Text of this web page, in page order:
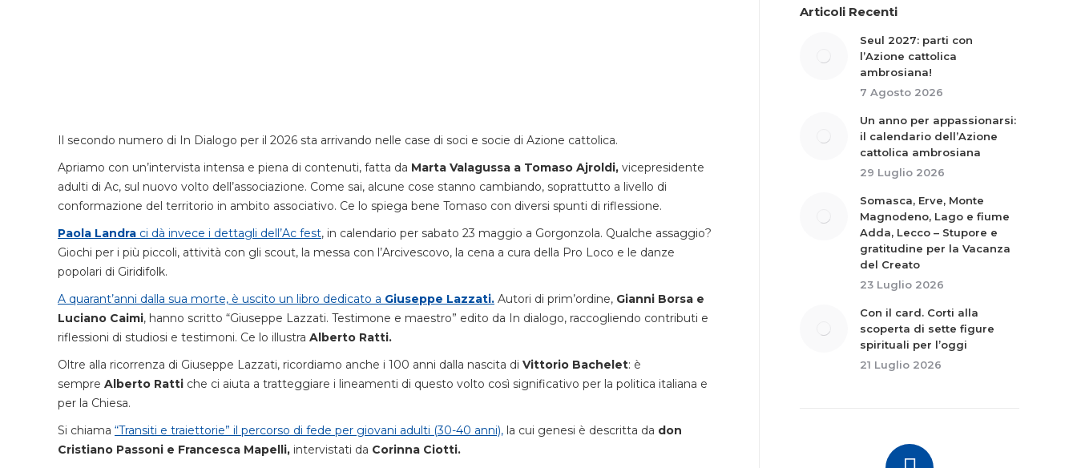
Il secondo numero di In Dialogo per il 2026 sta arrivando nelle case di soci e socie di Azione cattolica.
Apriamo con un’intervista intensa e piena di contenuti, fatta da Marta Valagussa a Tomaso Ajroldi, vicepresidente
adulti di Ac, sul nuovo volto dell’associazione. Come sai, alcune cose stanno cambiando, soprattutto a livello di
conformazione del territorio in ambito associativo. Ce lo spiega bene Tomaso con diversi spunti di riflessione.
Paola Landra ci dà invece i dettagli dell’Ac fest, in calendario per sabato 23 maggio a Gorgonzola. Qualche assaggio?
Giochi per i più piccoli, attività con gli scout, la messa con l’Arcivescovo, la cena a cura della Pro Loco e le danze
popolari di Giridifolk.
A quarant’anni dalla sua morte, è uscito un libro dedicato a Giuseppe Lazzati. Autori di prim’ordine, Gianni Borsa e
Luciano Caimi, hanno scritto “Giuseppe Lazzati. Testimone e maestro” edito da In dialogo, raccogliendo contributi e
riflessioni di studiosi e testimoni. Ce lo illustra Alberto Ratti.
Oltre alla ricorrenza di Giuseppe Lazzati, ricordiamo anche i 100 anni dalla nascita di Vittorio Bachelet: è
sempre Alberto Ratti che ci aiuta a tratteggiare i lineamenti di questo volto così significativo per la politica italiana e
per la Chiesa.
Si chiama “Transiti e traiettorie” il percorso di fede per giovani adulti (30-40 anni), la cui genesi è descritta da don
Cristiano Passoni e Francesca Mapelli, intervistati da Corinna Ciotti.
Articoli Recenti
Seul 2027: parti con
l’Azione cattolica
ambrosiana!
7 Agosto 2026
Un anno per appassionarsi:
il calendario dell’Azione
cattolica ambrosiana
29 Luglio 2026
Somasca, Erve, Monte
Magnodeno, Lago e fiume
Adda, Lecco – Stupore e
gratitudine per la Vacanza
del Creato
23 Luglio 2026
Con il card. Corti alla
scoperta di sette figure
spirituali per l’oggi
21 Luglio 2026